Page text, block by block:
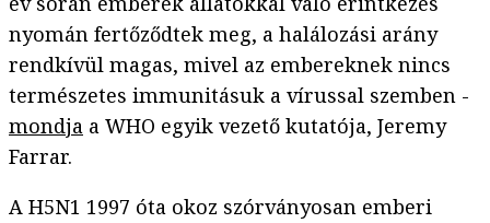
nyomán fertőződtek meg, a halálozási arány
rendkívül magas, mivel az embereknek nincs
természetes immunitásuk a vírussal szemben -
mondja a WHO egyik vezető kutatója, Jeremy
Farrar.
A H5N1 1997 óta okoz szórványosan emberi